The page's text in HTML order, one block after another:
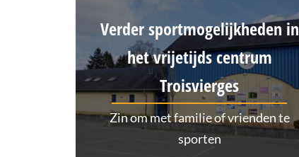
Verder sportmogelijkheden in
het vrijetijds centrum
Troisvierges
Zin om met familie of vrienden te
sporten